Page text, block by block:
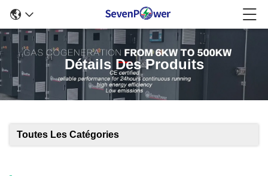
Détails Des Produits
Toutes Les Catégories